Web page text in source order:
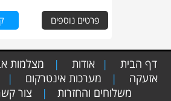
פרטים נוספים
דף הבית | אודות | מצלמות
אזעקה
| מערכות אינטרקום |
משלוחים והחזרות
| צור